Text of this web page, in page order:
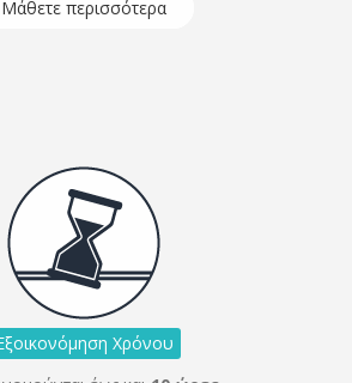
Μάθετε περισσότερα
Χρόνου